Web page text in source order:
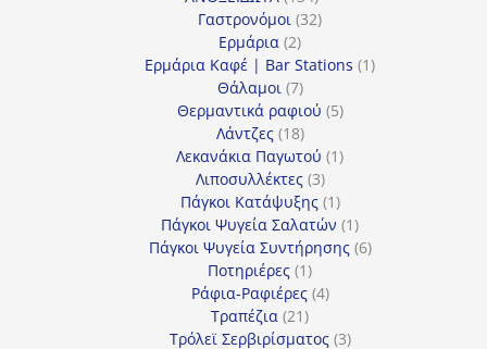
προϊόντα
Γαστρονόμοι 3232
Ερμάρια 22
προϊόντα
Ερμάρια Καφέ | Bar Stations 11
Θάλαμοι 77
προϊόντα
Θερμαντικά ραφιού 55
Λάντζες 1818
προϊόντα
Λεκανάκια Παγωτού 11
Λιποσυλλέκτες 33
προϊόντα
Πάγκοι Κατάψυξης 11
προϊόν
Πάγκοι Ψυγεία Σαλατών 11
προϊόν
Πάγκοι Ψυγεία Συντήρησης 66
Ποτηριέρες 11
προϊόν
Ράφια-Ραφιέρες 44
Τραπέζια 2121
προϊόντα
Τρόλεϊ Σερβιρίσματος 33